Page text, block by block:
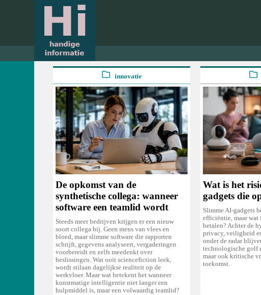
innovatie
De opkomst van de
synthetische collega: wanneer
software een teamlid wordt
Steeds meer bedrijven krijgen er een nieuw
soort collega bij. Geen mens van vlees en
bloed, maar slimme software die rapporten
schrijft, gegevens analyseert, vergaderingen
voorbereidt en zelfs meedenkt over
beslissingen. Wat ooit sciencefiction leek,
wordt stilaan dagelijkse realiteit op de
werkvloer. Maar wat betekent het wanneer
kunstmatige intelligentie niet langer een
hulpmiddel is, maar een volwaardig teamlid?
Wat is het
gadgets die
Slimme AI-gadgets
efficiëntie, maar wat
betalen? Achter de
privacy, veiligheid
onder de radar
technologische golf
maar ook kritische
toekomst.